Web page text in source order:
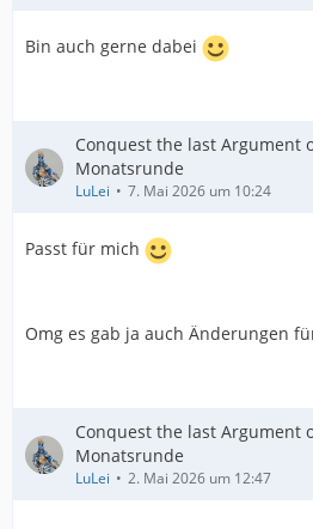
Bin auch gerne dabei
Conquest the last Argument
Monatsrunde
LuLei 7. Mai 2026 um 10:24
Passt für mich
Omg es gab ja auch Änderungen
Conquest the last Argument
Monatsrunde
LuLei 2. Mai 2026 um 12:47